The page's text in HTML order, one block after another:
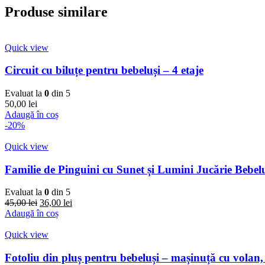
Produse similare
Quick view
Circuit cu biluțe pentru bebeluși – 4 etaje
Evaluat la 0 din 5
50,00 lei
Adaugă în coș
-20%
Quick view
Familie de Pinguini cu Sunet și Lumini Jucărie
Evaluat la 0 din 5
45,00lei 36,00 lei
Adaugă în coș
Quick view
Fotoliu din pluș pentru bebeluși – mașinuță cu